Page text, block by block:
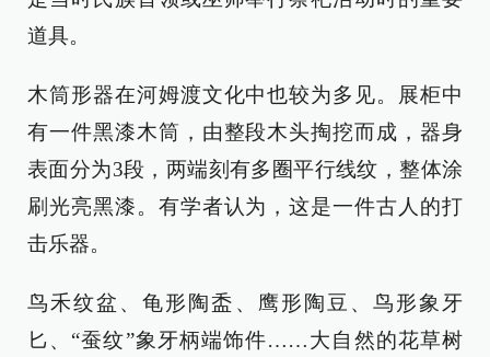
道具。
木筒形器在河姆渡文化中也较为多见。展柜中
有一件黑漆木筒，由整段木头掏挖而成，器身
表面分为3段，两端刻有多圈平行线纹，整体涂
刷光亮黑漆。有学者认为，这是一件古人的打
击乐器。
鸟禾纹盆、龟形陶盉、鹰形陶豆、鸟形象牙
匕、“蚕纹”象牙柄端饰件……大自然的花草树